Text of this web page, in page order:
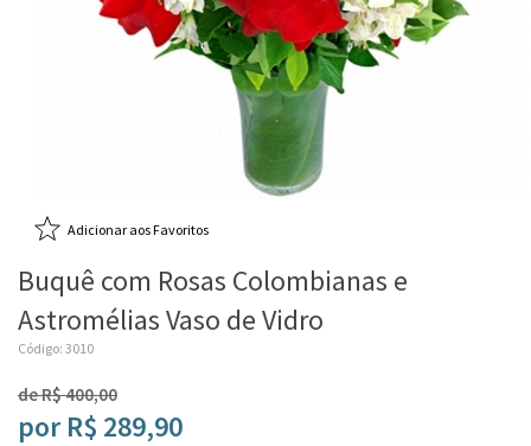
Adicionar aos Favoritos
Buquê com Rosas Colombianas e
Astromélias Vaso de Vidro
Código: 3010
de R$ 400,00
por R$ 289,90